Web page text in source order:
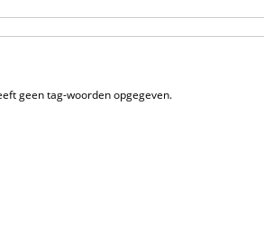
geen tag-woorden opgegeven.